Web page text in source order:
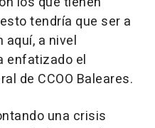
tendría que ser a
a nivel
enfatizado el
de CCOO Baleares.
una crisis